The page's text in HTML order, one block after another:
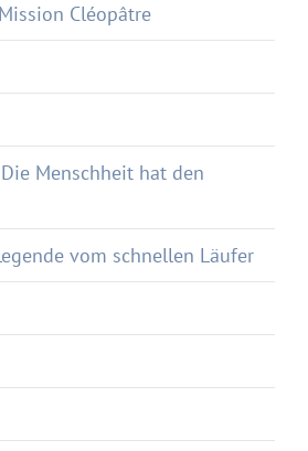
Cléopâtre
Menschheit hat den
vom schnellen Läufer